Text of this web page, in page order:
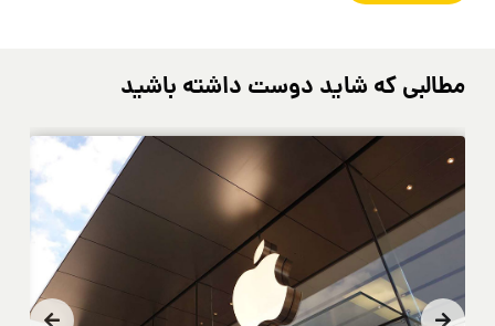
مطالبی که شاید دوست داشته باشید